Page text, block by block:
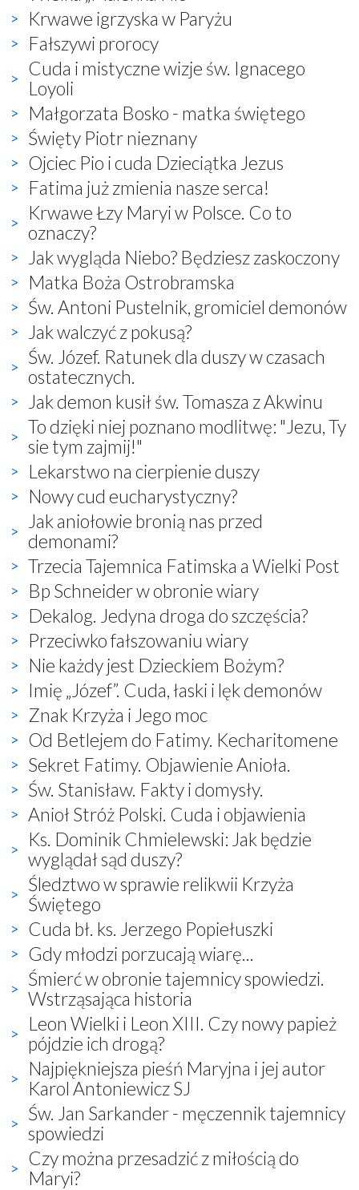
Krwawe igrzyska w Paryżu
Fałszywi prorocy
Cuda i mistyczne wizje św. Ignacego
Loyoli
Małgorzata Bosko - matka świętego
Święty Piotr nieznany
Ojciec Pio i cuda Dzieciątka Jezus
Fatima już zmienia nasze serca!
Krwawe Łzy Maryi w Polsce. Co to
oznaczy?
Jak wygląda Niebo? Będziesz zaskoczony
Matka Boża Ostrobramska
Św. Antoni Pustelnik, gromiciel demonów
Jak walczyć z pokusą?
Św. Józef. Ratunek dla duszy w czasach
ostatecznych.
Jak demon kusił św. Tomasza z Akwinu
To dzięki niej poznano modlitwę: "Jezu, Ty
sie tym zajmij!"
Lekarstwo na cierpienie duszy
Nowy cud eucharystyczny?
Jak aniołowie bronią nas przed
demonami?
Trzecia Tajemnica Fatimska a Wielki Post
Bp Schneider w obronie wiary
Dekalog. Jedyna droga do szczęścia?
Przeciwko fałszowaniu wiary
Nie każdy jest Dzieckiem Bożym?
Imię „Józef”. Cuda, łaski i lęk demonów
Znak Krzyża i Jego moc
Od Betlejem do Fatimy. Kecharitomene
Sekret Fatimy. Objawienie Anioła.
Św. Stanisław. Fakty i domysły.
Anioł Stróż Polski. Cuda i objawienia
Ks. Dominik Chmielewski: Jak będzie
wyglądał sąd duszy?
Śledztwo w sprawie relikwii Krzyża
Świętego
Cuda bł. ks. Jerzego Popiełuszki
Gdy młodzi porzucają wiarę...
Śmierć w obronie tajemnicy spowiedzi.
Wstrząsająca historia
Leon Wielki i Leon XIII. Czy nowy papież
pójdzie ich drogą?
Najpiękniejsza pieśń Maryjna i jej autor
Karol Antoniewicz SJ
Św. Jan Sarkander - męczennik tajemnicy
spowiedzi
Czy można przesadzić z miłością do
Maryi?